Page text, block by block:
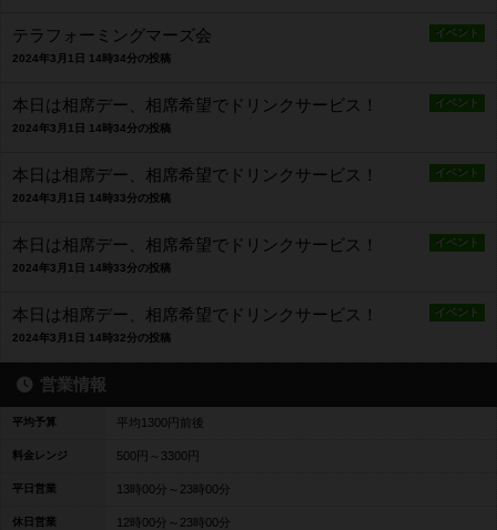
イベント
テラフォーミングマーズ会
2024年3月1日 14時34分の投稿
イベント
本日は相席デー、相席希望でドリンクサービス！
2024年3月1日 14時34分の投稿
イベント
本日は相席デー、相席希望でドリンクサービス！
2024年3月1日 14時33分の投稿
イベント
本日は相席デー、相席希望でドリンクサービス！
2024年3月1日 14時33分の投稿
イベント
本日は相席デー、相席希望でドリンクサービス！
2024年3月1日 14時32分の投稿
営業情報
平均予算 平均1300円前後
料金レンジ 500円～3300円
平日営業 13時00分～23時00分
休日営業 12時00分～23時00分